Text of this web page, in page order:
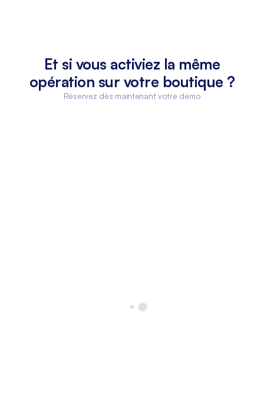
Et si vous activiez la même
opération sur votre boutique ?
Réservez dès maintenant votre démo